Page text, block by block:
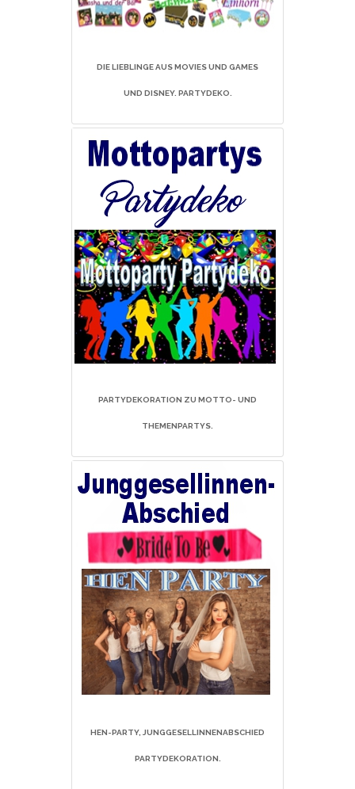
DIE LIEBLINGE AUS MOVIES UND GAMES
UND DISNEY. PARTYDEKO.
PARTYDEKORATION ZU MOTTO- UND
THEMENPARTYS.
HEN-PARTY, JUNGGESELLINNENABSCHIED
PARTYDEKORATION.